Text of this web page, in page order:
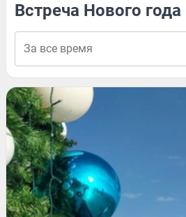
Встреча Нового года